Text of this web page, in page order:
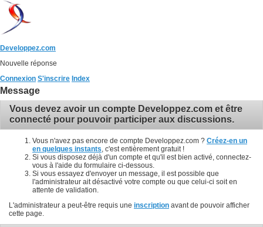
Developpez.com
Nouvelle réponse
Connexion S'inscrire Index
Message
Vous devez avoir un compte Developpez.com et être
connecté pour pouvoir participer aux discussions.
Vous n'avez pas encore de compte Developpez.com ? Créez-en un
en quelques instants , c'est entièrement gratuit !
Si vous disposez déjà d'un compte et qu'il est bien activé, connectez-
vous à l'aide du formulaire ci-dessous.
Si vous essayez d'envoyer un message, il est possible que
l'administrateur ait désactivé votre compte ou que celui-ci soit en
attente de validation.
L'administrateur a peut-être requis une inscription avant de pouvoir afficher
cette page.